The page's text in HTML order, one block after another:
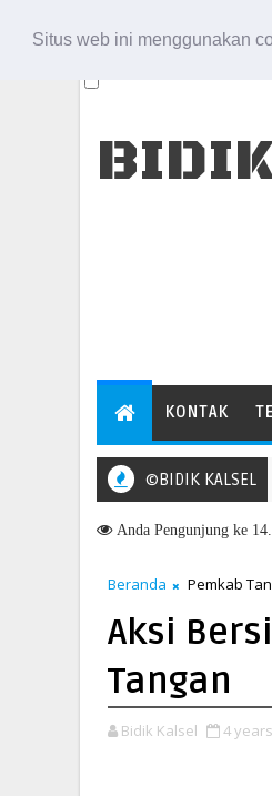
Situs web ini menggunakan
KONTAK
©BIDIK KALSEL
Memasuki HUT ke-51, Indocement
Anda Pengunjung ke
Beranda Pemkab
Aksi
Tangan
Bidik Kalsel 4